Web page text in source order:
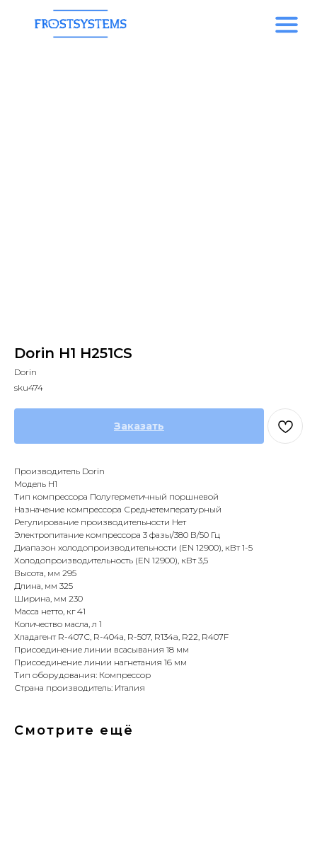
Dorin H1 H251CS
Dorin
sku474
Заказать
Производитель Dorin
Модель H1
Тип компрессора Полугерметичный поршневой
Назначение компрессора Среднетемпературный
Регулирование производительности Нет
Электропитание компрессора 3 фазы/380 В/50 Гц
Диапазон холодопроизводительности (EN 12900), кВт 1-5
Холодопроизводительность (EN 12900), кВт 3,5
Высота, мм 295
Длина, мм 325
Ширина, мм 230
Масса нетто, кг 41
Количество масла, л 1
Хладагент R-407С, R-404а, R-507, R134a, R22, R407F
Присоединение линии всасывания 18 мм
Присоединение линии нагнетания 16 мм
Тип оборудования: Компрессор
Страна производитель: Италия
Смотрите ещё